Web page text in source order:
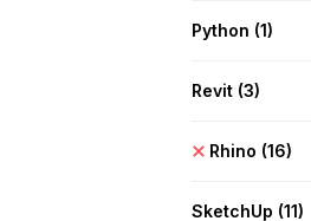
Python (1)
Revit (3)
Rhino (16)
SketchUp (11)